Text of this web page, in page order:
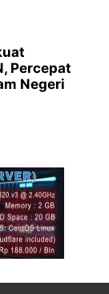
Percepat
Negeri